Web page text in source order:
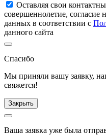
Оставляя свои
совершеннолетие, согласие
данных в соответствии с
данного сайта
Спасибо
Мы приняли вашу заявку,
свяжется!
Закрыть
Ваша заявка уже была